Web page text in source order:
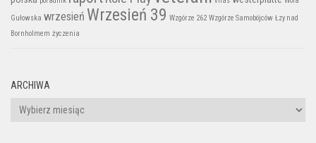
Gułowska wrzesień Wrzesień 39 Wzgórze 262 Wzgórze Samobójców Łzy nad
Bornholmem życzenia
ARCHIWA
Archiwa